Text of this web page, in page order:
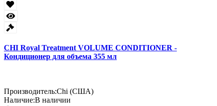
CHI Royal Treatment VOLUME CONDITIONER -
Кондиционер для объема 355 мл
Производитель:Chi (США)
Наличие:В наличии